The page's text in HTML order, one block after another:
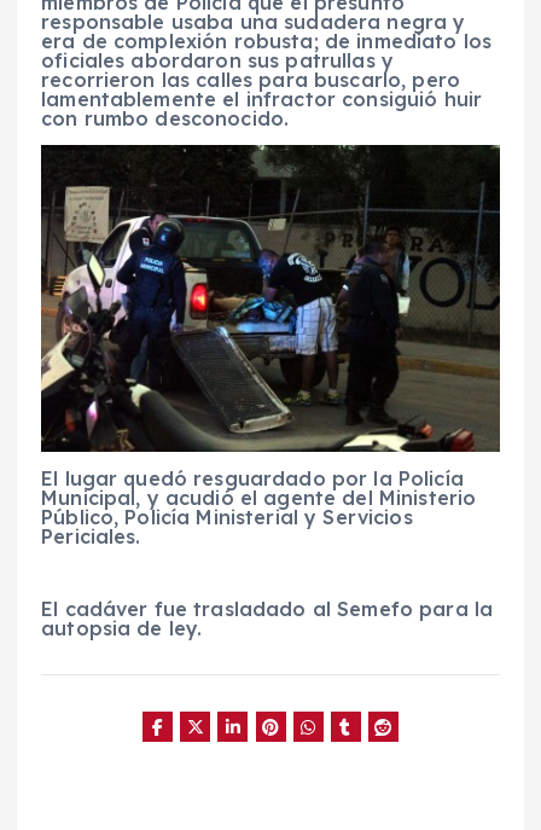
responsable usaba una sudadera negra y
era de complexión robusta; de inmediato los
oficiales abordaron sus patrullas y
recorrieron las calles para buscarlo, pero
lamentablemente el infractor consiguió huir
con rumbo desconocido.
El lugar quedó resguardado por la Policía
Municipal, y acudió el agente del Ministerio
Público, Policía Ministerial y Servicios
Periciales.
El cadáver fue trasladado al Semefo para la
autopsia de ley.